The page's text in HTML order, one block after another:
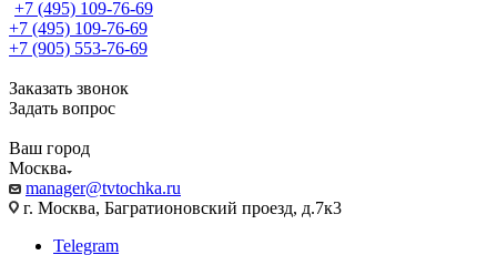
+7 (495) 109-76-69
+7 (495) 109-76-69
+7 (905) 553-76-69
Заказать звонок
Задать вопрос
Ваш город
Москва
manager@tvtochka.ru
г. Москва, Багратионовский проезд, д.7к3
Telegram